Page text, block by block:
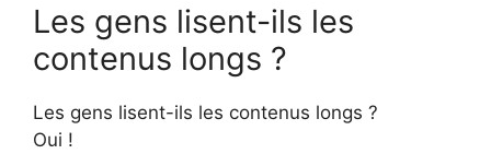
Les gens lisent-ils les
contenus longs ?
Les gens lisent-ils les contenus longs ?
Oui !